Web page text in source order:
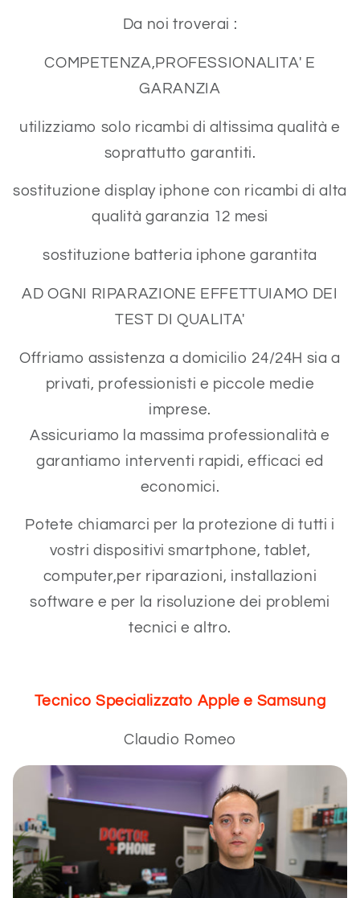
Da noi troverai :
COMPETENZA,PROFESSIONALITA' E
GARANZIA
utilizziamo solo ricambi di altissima qualità e
soprattutto garantiti.
sostituzione display iphone con ricambi di alta
qualità garanzia 12 mesi
sostituzione batteria iphone garantita
AD OGNI RIPARAZIONE EFFETTUIAMO DEI
TEST DI QUALITA'
Offriamo assistenza a domicilio 24/24H sia a
privati, professionisti e piccole medie
imprese.
Assicuriamo la massima professionalità e
garantiamo interventi rapidi, efficaci ed
economici.
Potete chiamarci per la protezione di tutti i
vostri dispositivi smartphone, tablet,
computer,per riparazioni, installazioni
software e per la risoluzione dei problemi
tecnici e altro.
Tecnico Specializzato Apple e Samsung
Claudio Romeo